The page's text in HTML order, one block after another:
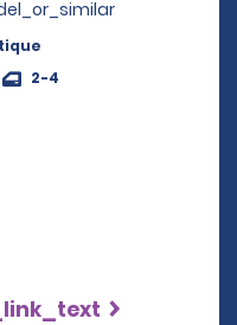
2-4